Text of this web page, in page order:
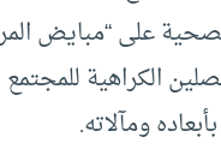
على “مبايض
الكراهية للمجتمع
ومآلاته.